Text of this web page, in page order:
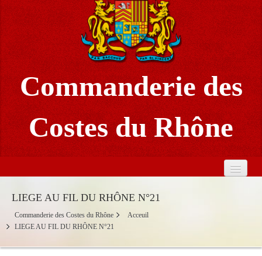
Commanderie des
Costes du Rhône
Baronnies
Calendar
LIEGE AU FIL DU RHÔNE N°21
Commanderie des Costes du Rhône
Acceuil
LIEGE AU FIL DU RHÔNE N°21